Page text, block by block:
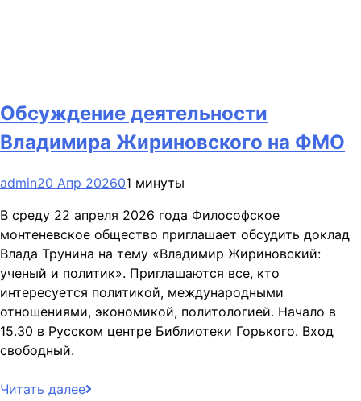
Обсуждение деятельности
Владимира Жириновского на ФМО
admin20 Апр 202601 минуты
В среду 22 апреля 2026 года Философское
монтеневское общество приглашает обсудить доклад
Влада Трунина на тему «Владимир Жириновский:
ученый и политик». Приглашаются все, кто
интересуется политикой, международными
отношениями, экономикой, политологией. Начало в
15.30 в Русском центре Библиотеки Горького. Вход
свободный.
Читать далее